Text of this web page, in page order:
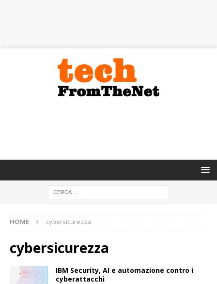
HOME cybersicurezza
cybersicurezza
IBM Security, AI e automazione contro i
cyberattacchi